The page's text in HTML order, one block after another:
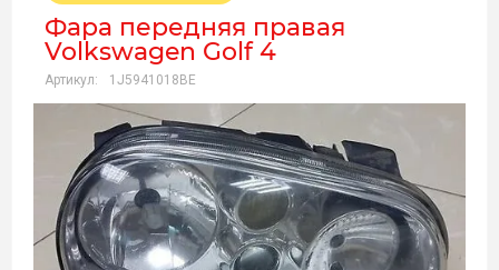
Фара передняя правая
Volkswagen Golf 4
Артикул: 1J5941018BE